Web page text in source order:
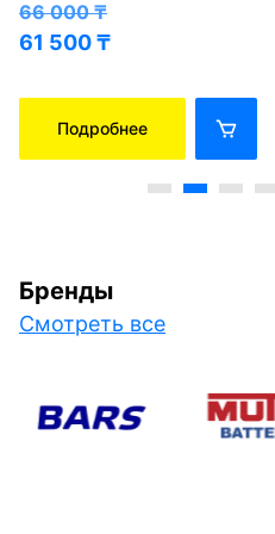
66 000₸
61 500₸
Подробнее
Бренды
Смотреть все